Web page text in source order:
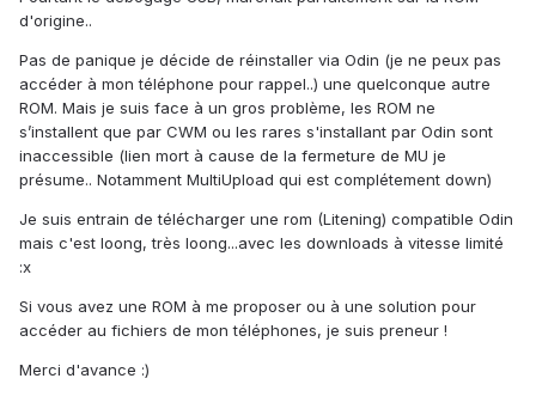
d'origine..
Pas de panique je décide de réinstaller via Odin (je ne peux pas
accéder à mon téléphone pour rappel..) une quelconque autre
ROM. Mais je suis face à un gros problème, les ROM ne
s’installent que par CWM ou les rares s'installant par Odin sont
inaccessible (lien mort à cause de la fermeture de MU je
présume.. Notamment MultiUpload qui est complétement down)
Je suis entrain de télécharger une rom (Litening) compatible Odin
mais c'est loong, très loong...avec les downloads à vitesse limité
:x
Si vous avez une ROM à me proposer ou à une solution pour
accéder au fichiers de mon téléphones, je suis preneur !
Merci d'avance :)